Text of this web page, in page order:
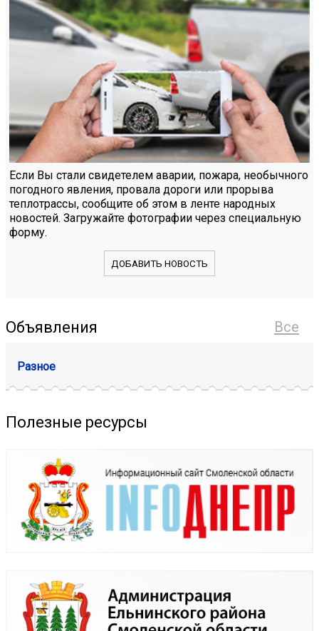
Если Вы стали свидетелем аварии, пожара, необычного
погодного явления, провала дороги или прорыва
теплотрассы, сообщите об этом в ленте народных
новостей. Загружайте фотографии через специальную
форму.
ДОБАВИТЬ НОВОСТЬ
Все
Объявления
Разное
Полезные ресурсы